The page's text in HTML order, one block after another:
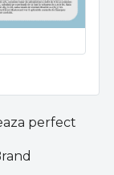
perfect